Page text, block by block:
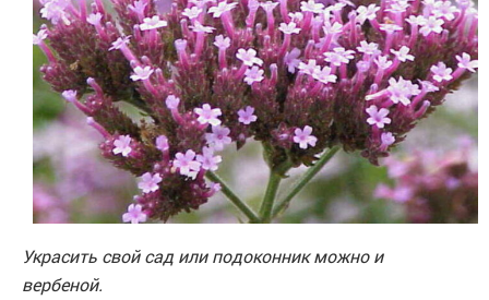
Украсить свой сад или подоконник можно и
вербеной.